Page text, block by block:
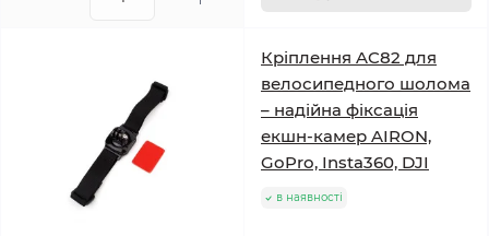
Кріплення AC82 для
велосипедного шолома
– надійна фіксація
екшн-камер AIRON,
GoPro, Insta360, DJI
в наявності